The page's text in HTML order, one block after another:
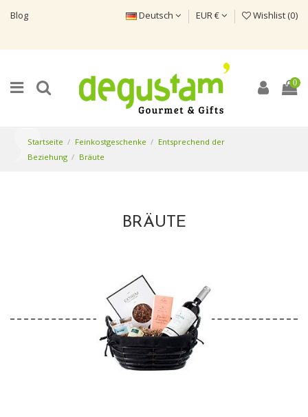
Blog Deutsch EUR € Wishlist (0)
0
Startseite Feinkostgeschenke
Entsprechend der
Beziehung
Bräute
BRÄUTE